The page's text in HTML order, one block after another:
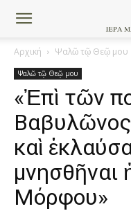
Αρχική Ψαλῶ τῷ Θεῷ μου
Ψαλῶ τῷ Θεῷ μου
«Ἐπὶ τῶν
Βαβυλῶνος
καὶ
μνησθῆναι
Μόρφου»